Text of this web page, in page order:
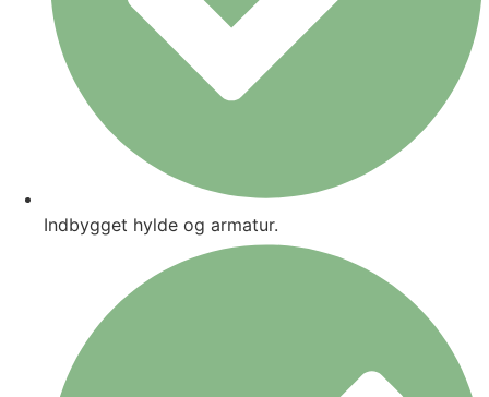
Indbygget hylde og armatur.